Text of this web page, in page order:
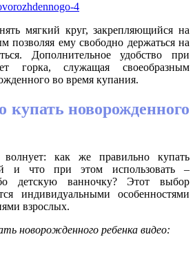
мягкий круг, закрепляющийся на
позволяя ему свободно держаться на
Дополнительное удобство при
горка, служащая своеобразным
во время купания.
купать новорожденного
как же правильно купать
и что при этом использовать –
детскую ванночку? Этот выбор
индивидуальными особенностями
взрослых.
новорожденного ребенка видео: